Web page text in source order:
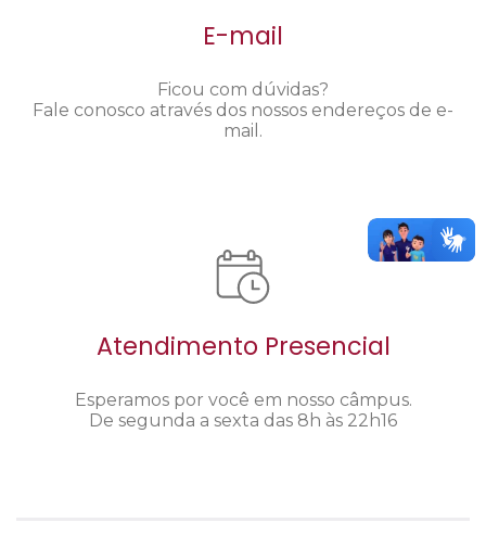
E-mail
Ficou com dúvidas?
Fale conosco através dos nossos endereços de e-
mail.
Atendimento Presencial
Esperamos por você em nosso câmpus.
De segunda a sexta das 8h às 22h16